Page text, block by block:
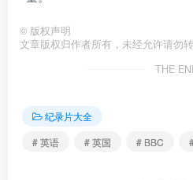
© 版权声明
文章版权归作者所有，未经允许请勿转
THE
纪录片大全
# 英语
# 英国 # BBC